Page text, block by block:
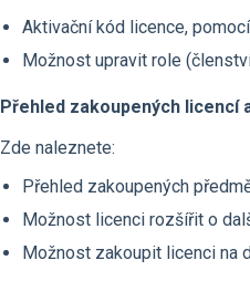
Aktivační kód licence,
Možnost upravit role
Přehled zakoupených licencí
Zde naleznete:
Přehled zakoupených
Možnost licenci rozšířit o
Možnost zakoupit licenci na